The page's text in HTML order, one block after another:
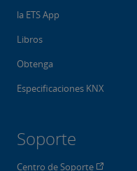
la ETS App
Libros
Obtenga
Especificaciones KNX
Soporte
Centro de Soporte